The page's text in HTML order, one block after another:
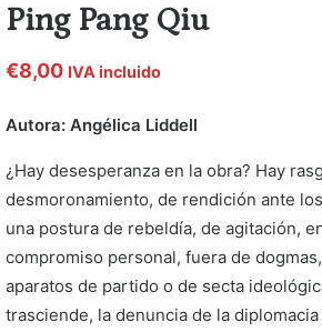
Ping Pang Qiu
€8,00 IVA incluido
Autora: Angélica Liddell
¿Hay desesperanza en la obra? Hay
desmoronamiento, de rendición ante
una postura de rebeldía, de agitación,
compromiso personal, fuera de
aparatos de partido o de secta
trasciende, la denuncia de la